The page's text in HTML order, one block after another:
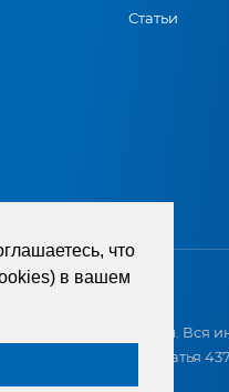
что
в вашем
Статьи
Все права защищены. Вся
офертой (статья